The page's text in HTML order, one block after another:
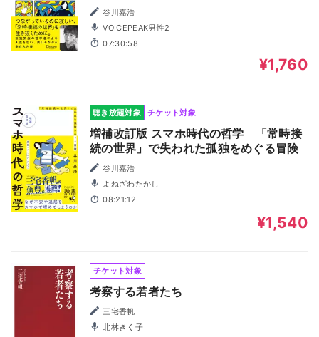
谷川嘉浩
VOICEPEAK男性2
07:30:58
¥1,760
聴き放題対象 チケット対象
増補改訂版 スマホ時代の哲学 「常時接
続の世界」で失われた孤独をめぐる冒険
谷川嘉浩
よねざわたかし
08:21:12
¥1,540
チケット対象
考察する若者たち
三宅香帆
北林きく子